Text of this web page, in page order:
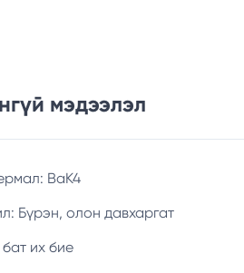
мэдээлэл
BaK4
Бүрэн, олон давхаргат
их бие